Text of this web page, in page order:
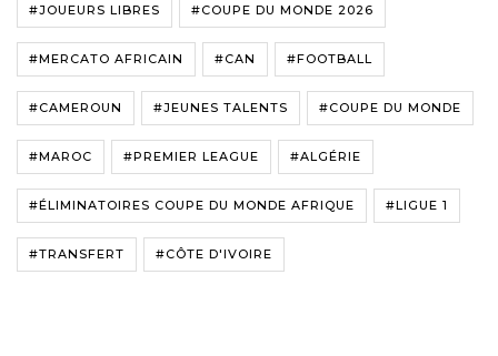
#JOUEURS LIBRES #COUPE DU MONDE 2026
#MERCATO AFRICAIN #CAN #FOOTBALL
#CAMEROUN #JEUNES TALENTS #COUPE DU MONDE
#MAROC #PREMIER LEAGUE #ALGÉRIE
#ÉLIMINATOIRES COUPE DU MONDE AFRIQUE #LIGUE 1
#TRANSFERT #CÔTE D'IVOIRE